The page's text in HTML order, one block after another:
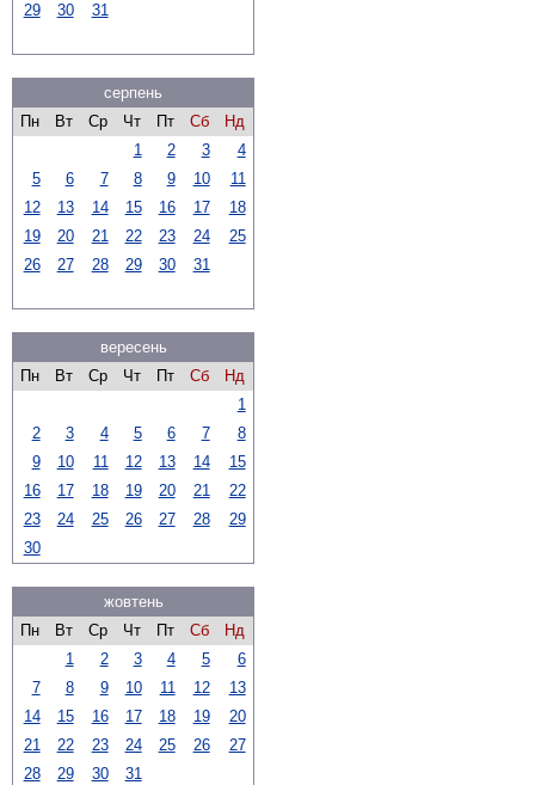
29
30 31
серпень
Пн
Вт Ср Чт Пт Сб
Нд
1
2 3
4
5
6 7 8 9 10
11
12
13 14 15 16 17
18
19
20 21 22 23 24
25
26
27 28 29 30 31
вересень
Пн
Вт Ср Чт Пт Сб
Нд
1
2
3 4 5 6 7
8
9
10 11 12 13 14
15
16
17 18 19 20 21
22
23
24 25 26 27 28
29
30
жовтень
Пн
Вт Ср Чт Пт Сб
Нд
1
2 3 4 5
6
7
8 9 10 11 12
13
14
15 16 17 18 19
20
21
22 23 24 25 26
27
28
29 30 31